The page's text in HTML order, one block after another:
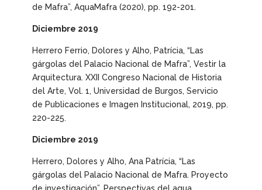
de Mafra”, AquaMafra (2020), pp. 192-201.
Diciembre 2019
Herrero Ferrio, Dolores y Alho, Patrícia, “Las
gárgolas del Palacio Nacional de Mafra”, Vestir la
Arquitectura. XXII Congreso Nacional de Historia
del Arte, Vol. 1, Universidad de Burgos, Servicio
de Publicaciones e Imagen Institucional, 2019, pp.
220-225.
Diciembre 2019
Herrero, Dolores y Alho, Ana Patrícia, “Las
gárgolas del Palacio Nacional de Mafra. Proyecto
de investigación”, Perspectivas del agua.